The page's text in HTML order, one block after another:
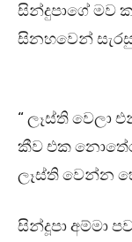
සින්දුපාගේ මව
සිනහවෙන්
“ ලෑස්ති වෙලා
කීව එක
ලෑස්ති වෙන්න
සින්දූපා අම්මා